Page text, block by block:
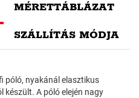
MÉRETTÁBLÁZAT
SZÁLLÍTÁS MÓDJA
póló, nyakánál elasztikus
készült. A póló elején nagy